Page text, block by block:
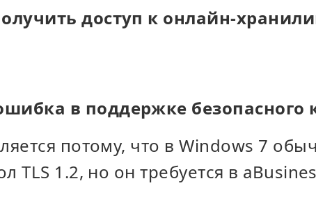
доступ к онлайн-
в поддержке безопасного
потому, что в Windows 7
TLS 1.2, но он требуется в